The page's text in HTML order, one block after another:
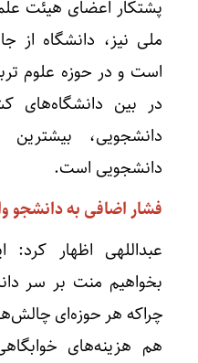
پشتکار اعضای هیئت
ملی نیز، دانشگاه از
است و در حوزه علوم
در بین
دانشجویی،
دانشجویی است.
فشار اضافی به دانشجو
عبداللهی اظهار
بخواهیم منت بر سر
چراکه هر حوزه‌ای
هم هزینه‌های